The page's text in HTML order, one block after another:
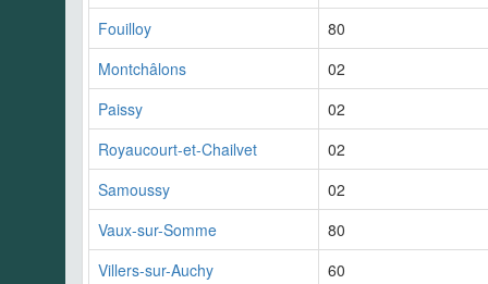
Fouilloy
80
Montchâlons
02
Paissy
02
Royaucourt-et-Chailvet
02
Samoussy
02
Vaux-sur-Somme
80
Villers-sur-Auchy
60